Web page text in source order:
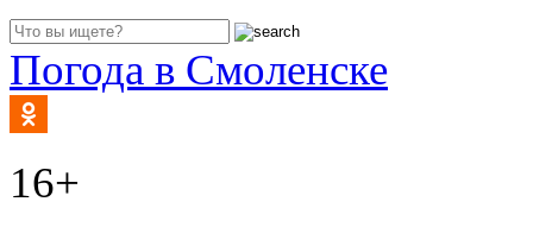
Погода в Смоленске
16+